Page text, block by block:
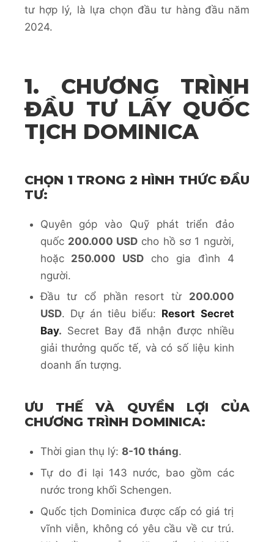
tư hợp lý, là lựa chọn đầu tư hàng đầu năm
2024.
1. CHƯƠNG TRÌNH
ĐẦU TƯ LẤY QUỐC
TỊCH DOMINICA
CHỌN 1 TRONG 2 HÌNH THỨC ĐẦU
TƯ:
Quyên góp vào Quỹ phát triển đảo
quốc 200.000 USD cho hồ sơ 1 người,
hoặc 250.000 USD cho gia đình 4
người.
Đầu tư cổ phần resort từ 200.000
USD. Dự án tiêu biểu: Resort Secret
Bay. Secret Bay đã nhận được nhiều
giải thưởng quốc tế, và có số liệu kinh
doanh ấn tượng.
ƯU THẾ VÀ QUYỀN LỢI CỦA
CHƯƠNG TRÌNH DOMINICA:
Thời gian thụ lý: 8-10 tháng.
Tự do đi lại 143 nước, bao gồm các
nước trong khối Schengen.
Quốc tịch Dominica được cấp có giá trị
vĩnh viễn, không có yêu cầu về cư trú.